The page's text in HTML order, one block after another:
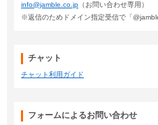
info@jamble.co.jp （お問い合わせ専用）
※返信のためドメイン指定受信で「
チャット
チャット利用ガイド
フォームによるお問い合わせ